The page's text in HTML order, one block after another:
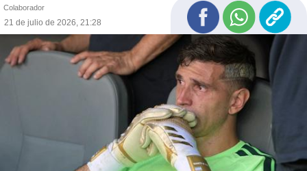
Colaborador
21 de julio de 2026, 21:28